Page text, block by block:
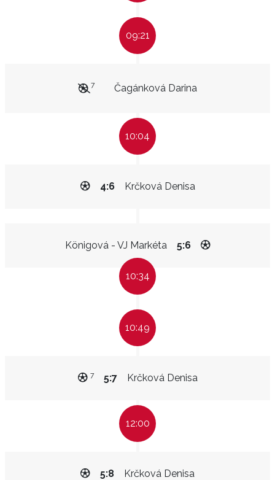
09:21
Čagánková Darina
7
10:04
Krčková Denisa
4:6
Königová - VJ Markéta 5:6
10:34
10:49
Krčková Denisa
5:7
7
12:00
Krčková Denisa
5:8